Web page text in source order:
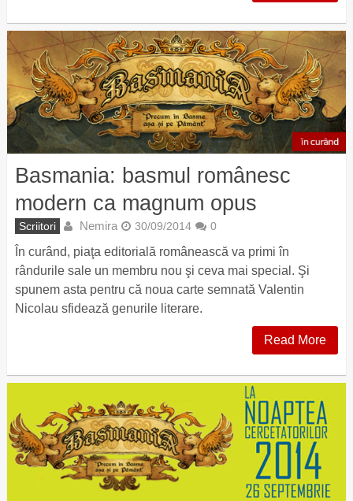
Basmania: basmul românesc
modern ca magnum opus
Scriitori Nemira 30/09/2014 0
În curând, piaţa editorială românească va primi în
rândurile sale un membru nou şi ceva mai special. Şi
spunem asta pentru că noua carte semnată Valentin
Nicolau sfidează genurile literare.
Read More